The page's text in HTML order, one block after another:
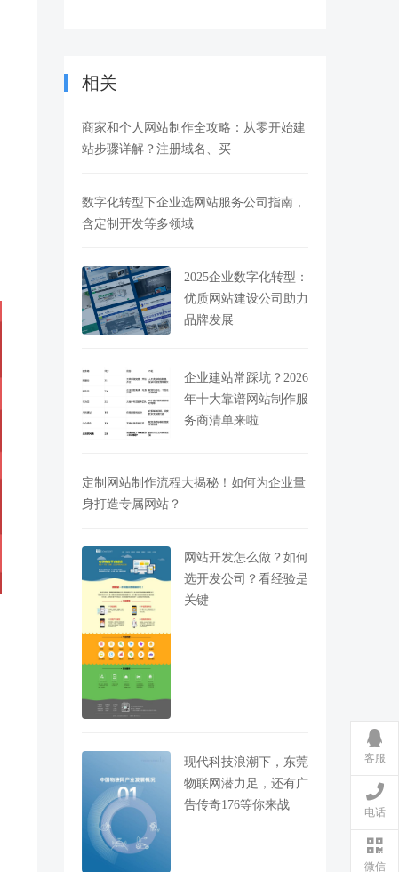
相关
商家和个人网站制作全攻略：从零开始建
站步骤详解？注册域名、买
数字化转型下企业选网站服务公司指南，
含定制开发等多领域
2025企业数字化转型：
优质网站建设公司助力
品牌发展
企业建站常踩坑？2026
年十大靠谱网站制作服
务商清单来啦
定制网站制作流程大揭秘！如何为企业量
身打造专属网站？
网站开发怎么做？如何
选开发公司？看经验是
关键
现代科技浪潮下，东莞
物联网潜力足，还有广
告传奇176等你来战
客服
电话
微信